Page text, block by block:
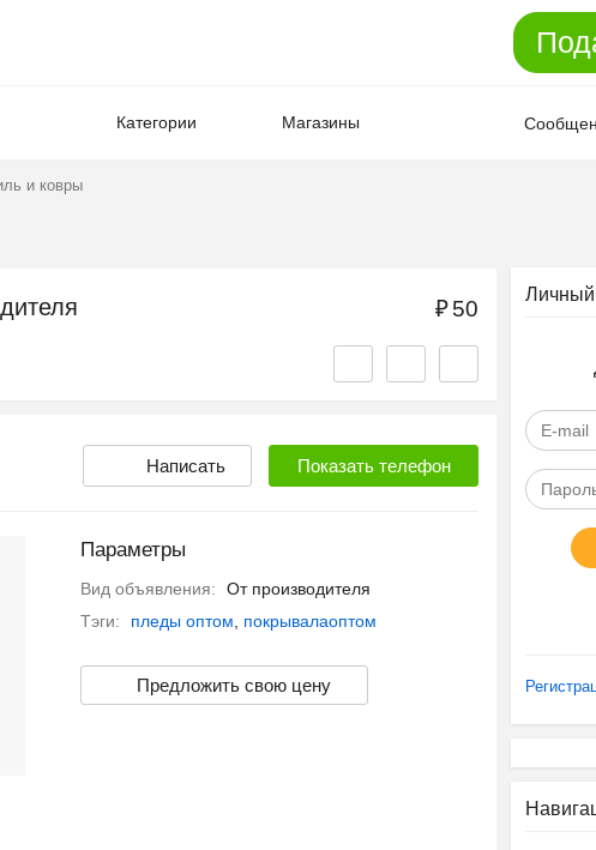
Категории Магазины
и ковры
₽50
Написать Показать телефон
Параметры
Вид объявления:
От производителя
Тэги:
пледы оптом покрывалаоптом
Предложить свою цену
Личный